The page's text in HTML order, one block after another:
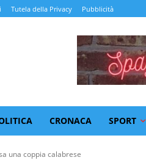
Tutela della Privacy Pubblicità
CRONACA SPORT
una coppia calabrese